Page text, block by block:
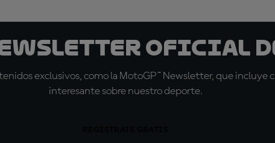
oficial de
exclusivos, como la MotoGP™ Newsletter, que incluye
interesante sobre nuestro deporte.